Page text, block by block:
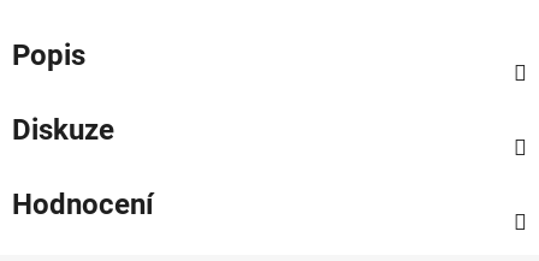
Popis
Diskuze
Hodnocení